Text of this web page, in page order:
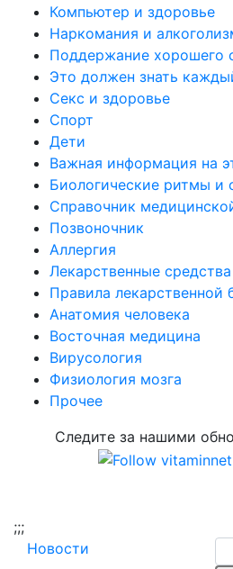
Компьютер и здоровье
Наркомания и
Поддержание хорошего
Это должен знать
Секс и здоровье
Спорт
Дети
Важная информация на
Биологические ритмы и
Справочник
Позвоночник
Аллергия
Лекарственные средства
Правила лекарственной
Aнатомия человека
Восточная медицина
Вирусология
Физиология мозга
Прочее
Следите за нашими
;;;
Новости